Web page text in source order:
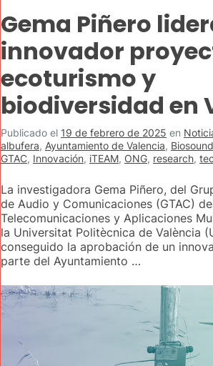
Gema Piñero
innovador
ecoturismo y
biodiversidad en
Publicado el 19 de febrero de 2025 en
albufera, Ayuntamiento de Valencia,
GTAC, Innovación, iTEAM, ONG, research,
La investigadora Gema Piñero, del
de Audio y Comunicaciones (GTAC)
Telecomunicaciones y Aplicaciones
la Universitat Politècnica de València
conseguido la aprobación de un
parte del Ayuntamiento …